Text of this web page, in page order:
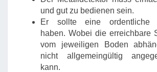
und gut zu bedienen sein.
Er sollte eine ordentliche
haben. Wobei die erreichbare
vom jeweiligen Boden
nicht allgemeingültig
kann.